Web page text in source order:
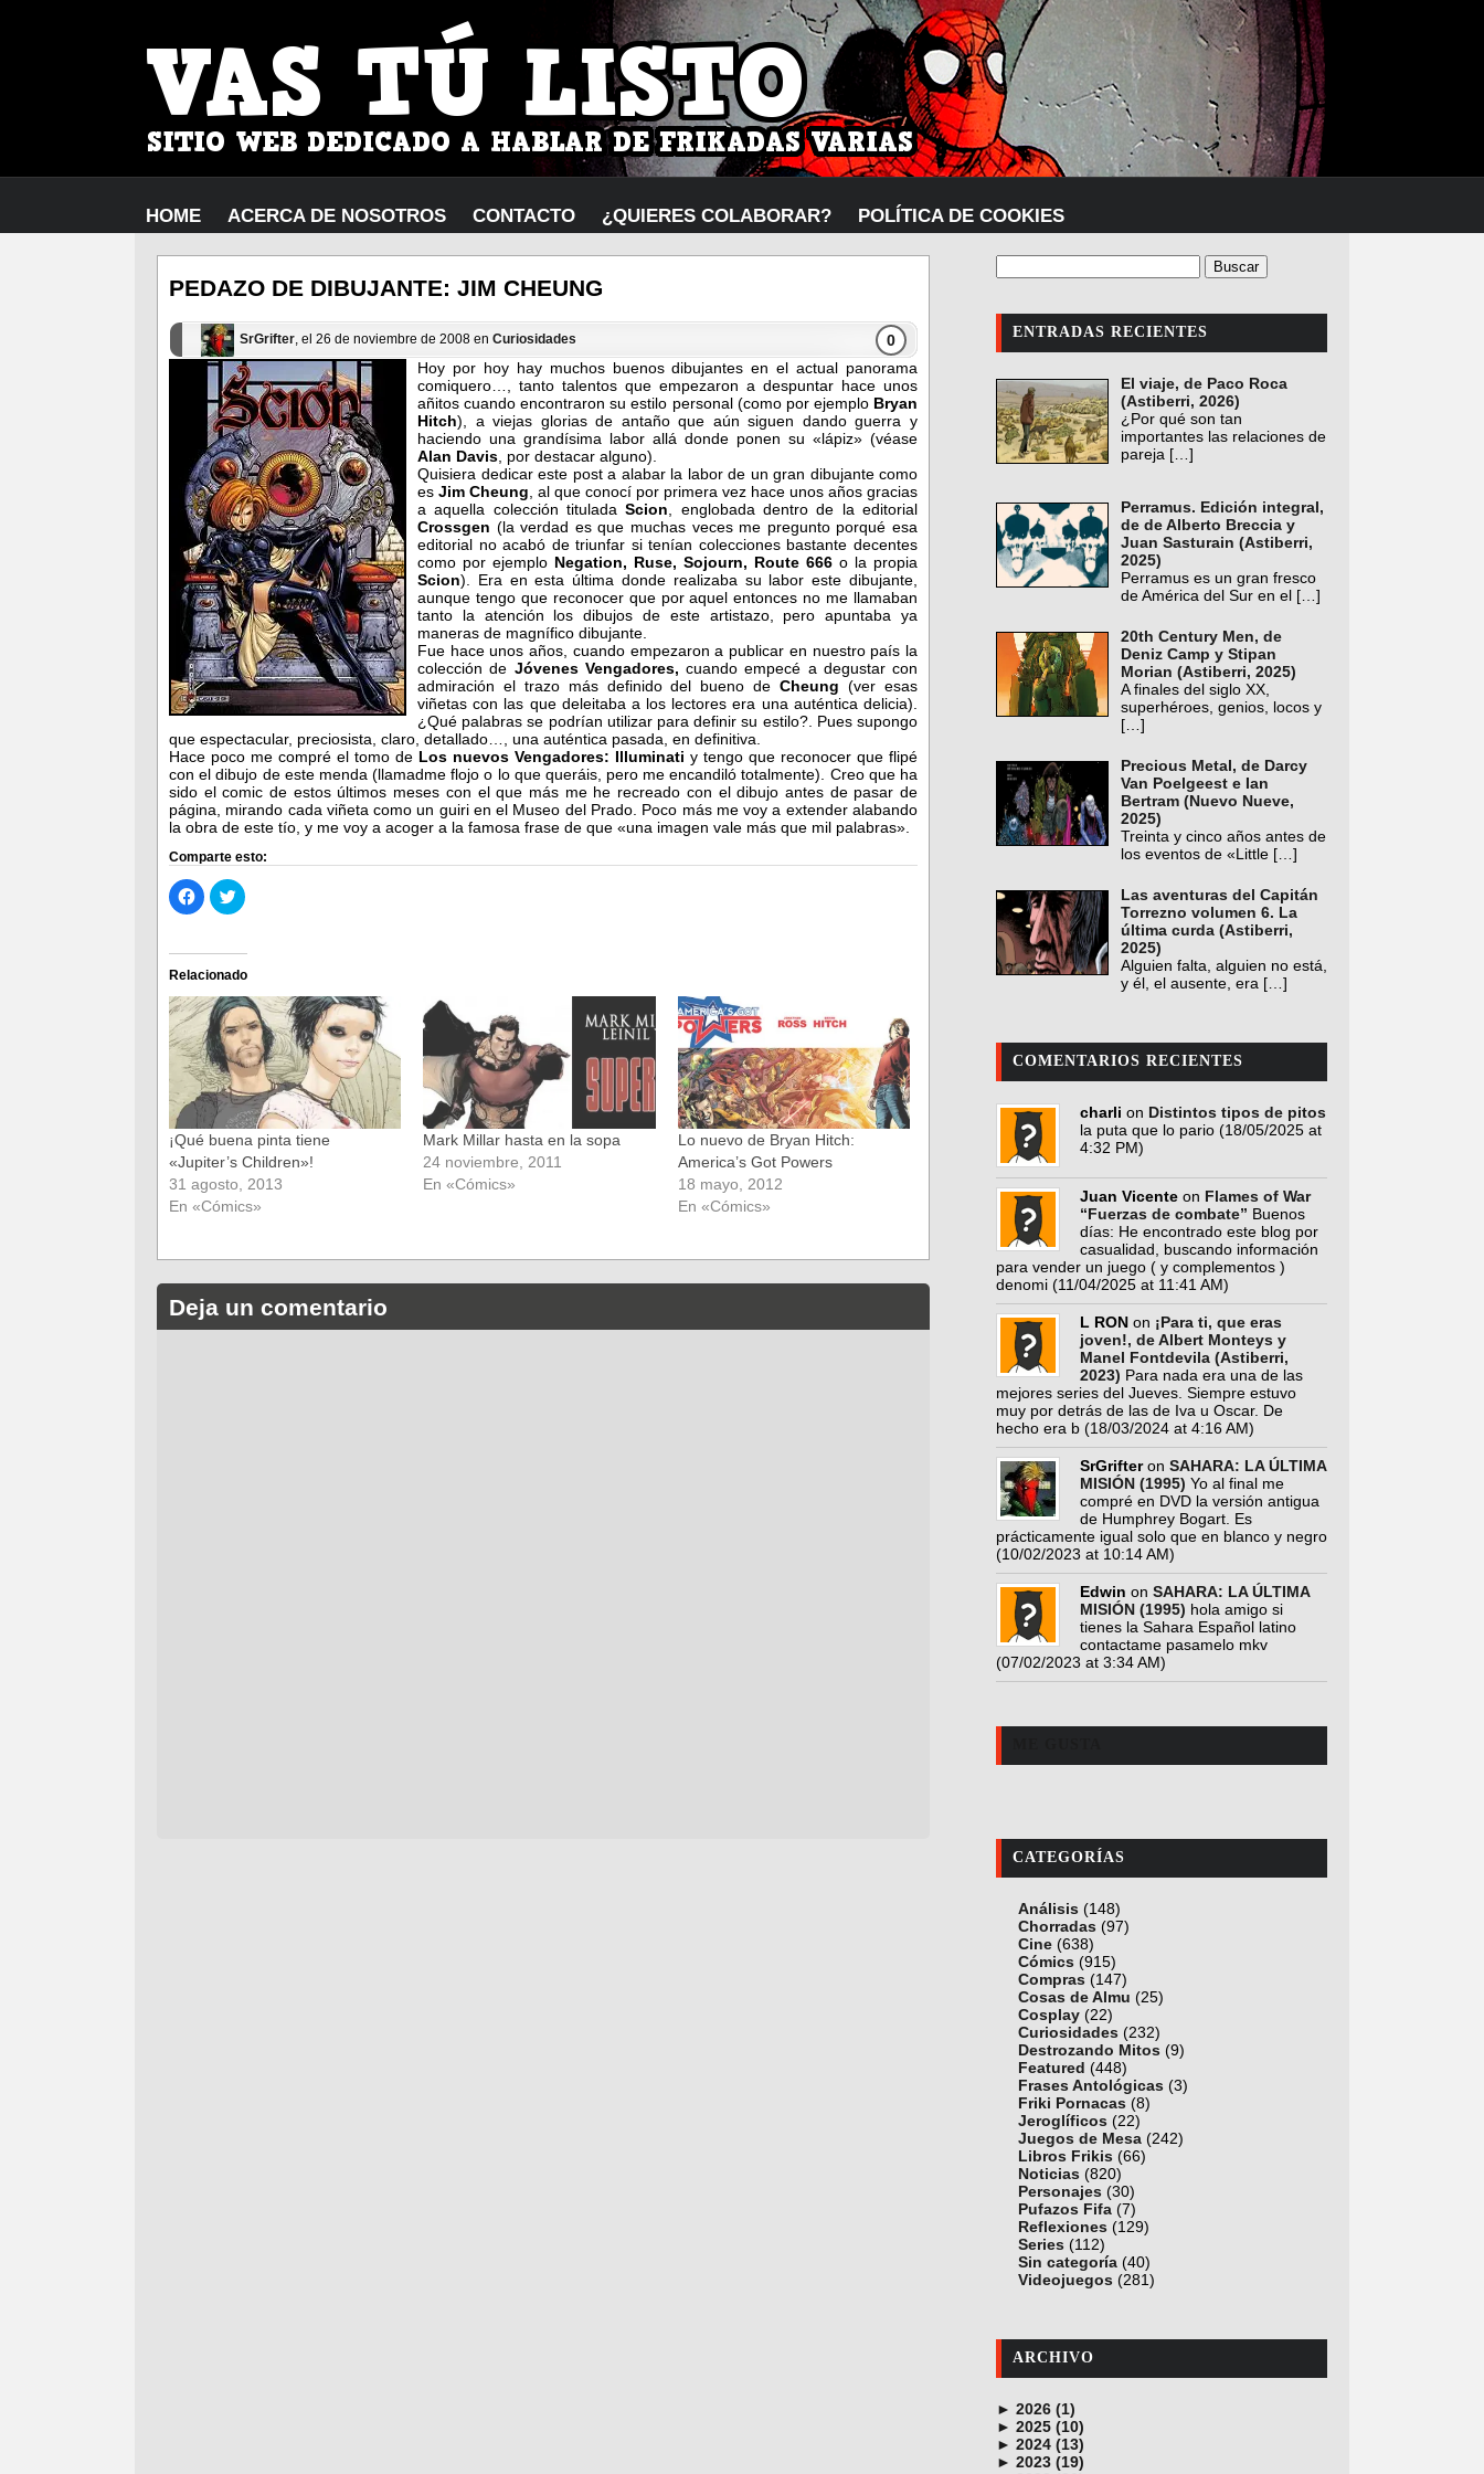
HOME ACERCA DE NOSOTROS CONTACTO ¿QUIERES COLABORAR? POLÍTICA DE COOKIES
PEDAZO DE DIBUJANTE: JIM CHEUNG
SrGrifter, el 26 de noviembre de 2008 en Curiosidades
0
Hoy por hoy hay muchos buenos dibujantes en el actual panorama
comiquero…, tanto talentos que empezaron a despuntar hace unos
añitos cuando encontraron su estilo personal (como por ejemplo Bryan
Hitch), a viejas glorias de antaño que aún siguen dando guerra y
haciendo una grandísima labor allá donde ponen su «lápiz» (véase
Alan Davis , por destacar alguno).
Quisiera dedicar este post a alabar la labor de un gran dibujante como
es Jim Cheung , al que conocí por primera vez hace unos años gracias
a aquella colección tituladaScion , englobada dentro de la editorial
Crossgen (la verdad es que muchas veces me pregunto porqué esa
editorial no acabó de triunfar si tenían colecciones bastante decentes
como por ejemplo Negation, Ruse, Sojourn, Route 666 o la propia
Scion). Era en esta última donde realizaba su labor este dibujante,
aunque tengo que reconocer que por aquel entonces no me llamaban
tanto la atención los dibujos de este artistazo, pero apuntaba ya
maneras de magnífico dibujante.
Fue hace unos años, cuando empezaron a publicar en nuestro país la
colección de Jóvenes Vengadores, cuando empecé a degustar con
admiración el trazo más definido del bueno deCheung(ver esas
viñetas con las que deleitaba a los lectores era una auténtica delicia).
¿Qué palabras se podrían utilizar para definir su estilo?. Pues supongo
que espectacular, preciosista, claro, detallado…, una auténtica pasada, en definitiva.
Hace poco me compré el tomo de Los nuevos Vengadores: Illuminati y tengo que reconocer que flipé
con el dibujo de este menda (llamadme flojo o lo que queráis, pero me encandiló totalmente). Creo que ha
sido el comic de estos últimos meses con el que más me he recreado con el dibujo antes de pasar de
página, mirando cada viñeta como un guiri en el Museo del Prado. Poco más me voy a extender alabando
la obra de este tío, y me voy a acoger a la famosa frase de que «una imagen vale más que mil palabras».
Comparte esto:
Haz
clic
para
Facebook
(Se
abre
en
una
ventana
nueva)
Haz
clic
Twitter
(Se
abre
en
una
ventana
nueva)
Relacionado
¡Qué buena pinta tiene
«Jupiter’s Children»!
31 agosto, 2013
En «Cómics»
Mark Millar hasta en la sopa
24 noviembre, 2011
En «Cómics»
Lo nuevo de Bryan Hitch:
America’s Got Powers
18 mayo, 2012
En «Cómics»
Deja un comentario
ENTRADAS RECIENTES
El viaje, de Paco Roca
(Astiberri, 2026)
¿Por qué son tan
importantes las relaciones de
pareja […]
Perramus. Edición integral,
de de Alberto Breccia y
Juan Sasturain (Astiberri,
2025)
Perramus es un gran fresco
de América del Sur en el […]
20th Century Men, de
Deniz Camp y Stipan
Morian (Astiberri, 2025)
A finales del siglo XX,
superhéroes, genios, locos y
[…]
Precious Metal, de Darcy
Van Poelgeest e Ian
Bertram (Nuevo Nueve,
2025)
Treinta y cinco años antes de
los eventos de «Little […]
Las aventuras del Capitán
Torrezno volumen 6. La
última curda (Astiberri,
2025)
Alguien falta, alguien no está,
y él, el ausente, era […]
COMENTARIOS RECIENTES
charli on Distintos tipos de pitos
la puta que lo pario (18/05/2025 at
4:32 PM)
Juan Vicente on Flames of War
“Fuerzas de combate” Buenos
días: He encontrado este blog por
casualidad, buscando información
para vender un juego ( y complementos )
denomi (11/04/2025 at 11:41 AM)
L RON on ¡Para ti, que eras
joven!, de Albert Monteys y
Manel Fontdevila (Astiberri,
2023) Para nada era una de las
mejores series del Jueves. Siempre estuvo
muy por detrás de las de Iva u Oscar. De
hecho era b (18/03/2024 at 4:16 AM)
SrGrifteron SAHARA: LA ÚLTIMA
MISIÓN (1995) Yo al final me
compré en DVD la versión antigua
de Humphrey Bogart. Es
prácticamente igual solo que en blanco y negro
(10/02/2023 at 10:14 AM)
Edwin on SAHARA: LA ÚLTIMA
MISIÓN (1995) hola amigo si
tienes la Sahara Español latino
contactame pasamelo mkv
(07/02/2023 at 3:34 AM)
CATEGORÍAS
Análisis (148)
Chorradas (97)
Cine (638)
Cómics (915)
Compras (147)
Cosas de Almu (25)
Cosplay (22)
Curiosidades (232)
Destrozando Mitos (9)
Featured (448)
Frases Antológicas (3)
Friki Pornacas (8)
Jeroglíficos (22)
Juegos de Mesa (242)
Libros Frikis (66)
Noticias (820)
Personajes (30)
Pufazos Fifa (7)
Reflexiones (129)
Series (112)
Sin categoría (40)
Videojuegos (281)
ARCHIVO
► 2026 (1)
junio (1)
► 2025 (10)
noviembre (1)
octubre (1)
► 2024 (13)
diciembre (4)
► 2023 (19)